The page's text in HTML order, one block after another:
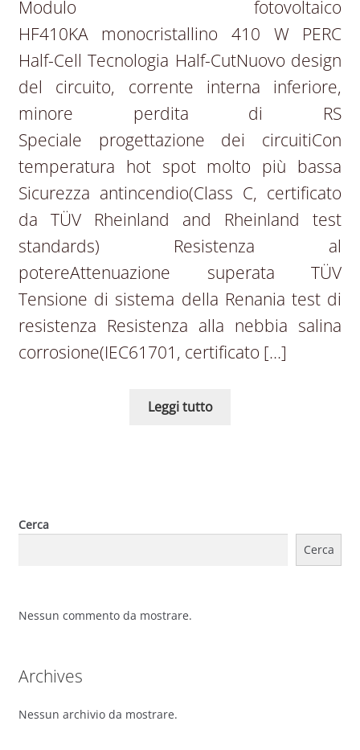
Modulo fotovoltaico
HF410KA monocristallino 410 W PERC
Half-Cell Tecnologia Half-CutNuovo design
del circuito, corrente interna inferiore,
minore perdita di RS
Speciale progettazione dei circuitiCon
temperatura hot spot molto più bassa
Sicurezza antincendio(Class C, certificato
da TÜV Rheinland and Rheinland test
standards) Resistenza al
potereAttenuazione superata TÜV
Tensione di sistema della Renania test di
resistenza Resistenza alla nebbia salina
corrosione(IEC61701, certificato […]
Leggi tutto
Cerca
Cerca
Nessun commento da mostrare.
Archives
Nessun archivio da mostrare.